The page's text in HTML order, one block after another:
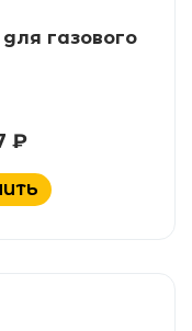
газового
₽